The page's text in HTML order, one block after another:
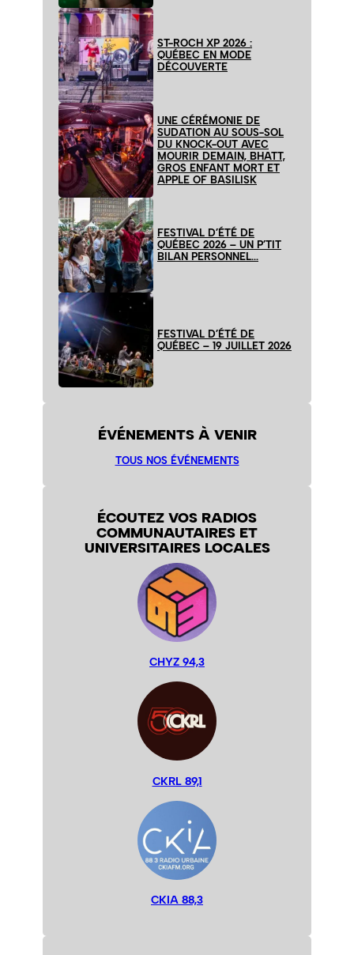
ST-ROCH XP 2026 :
QUÉBEC EN MODE
DÉCOUVERTE
UNE CÉRÉMONIE DE
SUDATION AU SOUS-SOL
DU KNOCK-OUT AVEC
MOURIR DEMAIN, BHATT,
GROS ENFANT MORT ET
APPLE OF BASILISK
FESTIVAL D’ÉTÉ DE
QUÉBEC 2026 – UN P’TIT
BILAN PERSONNEL…
FESTIVAL D’ÉTÉ DE
QUÉBEC – 19 JUILLET 2026
ÉVÉNEMENTS À VENIR
TOUS NOS ÉVÉNEMENTS
ÉCOUTEZ VOS RADIOS
COMMUNAUTAIRES ET
UNIVERSITAIRES LOCALES
CHYZ 94,3
CKRL 89,1
CKIA 88,3